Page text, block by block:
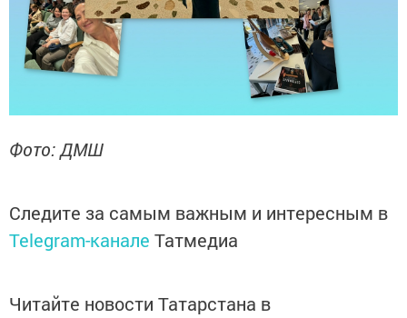
Фото: ДМШ
Следите за самым важным и интересным в
Telegram-канале Татмедиа
Читайте новости Татарстана в